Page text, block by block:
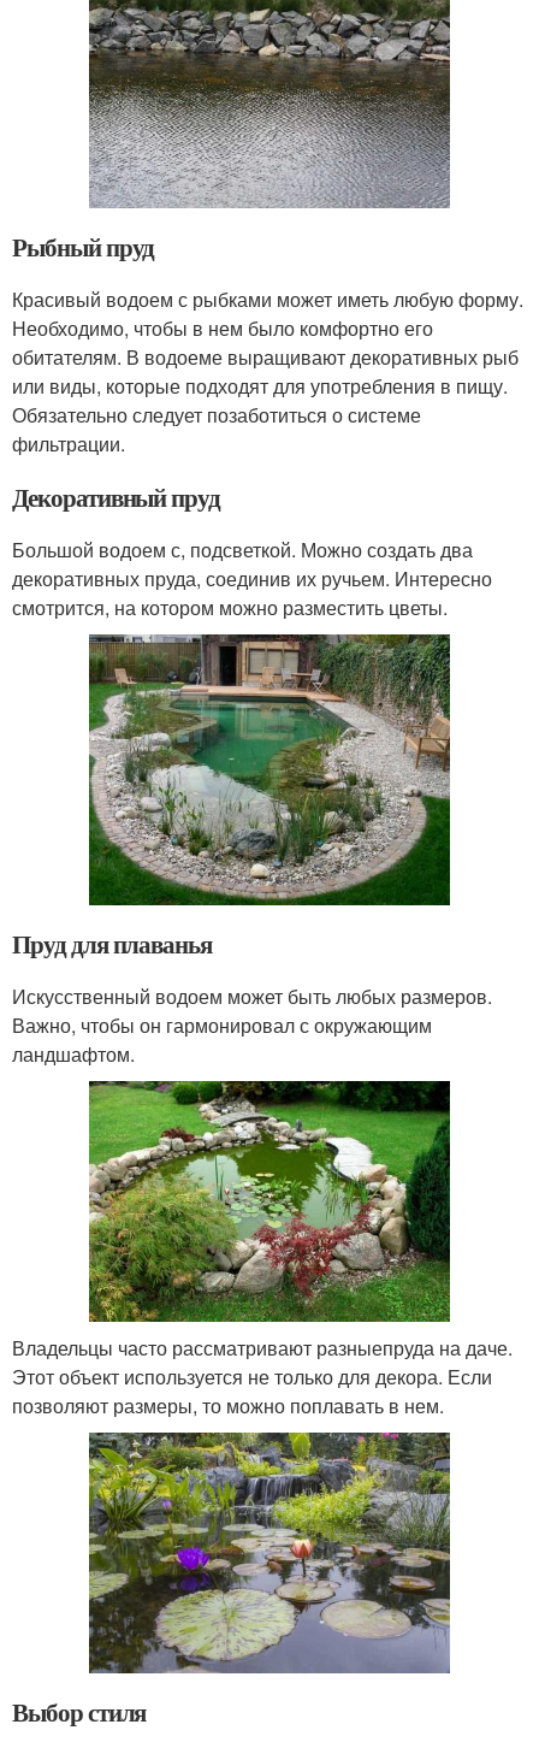
Рыбный пруд
Красивый водоем с рыбками может иметь любую форму.
Необходимо, чтобы в нем было комфортно его
обитателям. В водоеме выращивают декоративных рыб
или виды, которые подходят для употребления в пищу.
Обязательно следует позаботиться о системе
фильтрации.
Декоративный пруд
Большой водоем с, подсветкой. Можно создать два
декоративных пруда, соединив их ручьем. Интересно
смотрится, на котором можно разместить цветы.
Пруд для плаванья
Искусственный водоем может быть любых размеров.
Важно, чтобы он гармонировал с окружающим
ландшафтом.
Владельцы часто рассматривают разныепруда на даче.
Этот объект используется не только для декора. Если
позволяют размеры, то можно поплавать в нем.
Выбор стиля